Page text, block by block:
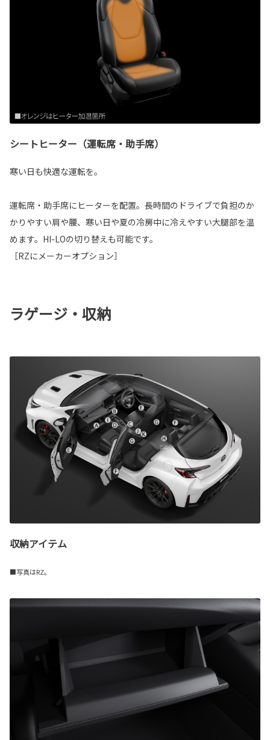
シートヒーター（運転席・助手席）
寒い日も快適な運転を。
運転席・助手席にヒーターを配置。長時間のドライブで負担のか
かりやすい肩や腰、寒い日や夏の冷房中に冷えやすい大腿部を温
めます。HI-LOの切り替えも可能です。
［RZにメーカーオプション］
ラゲージ・収納
収納アイテム
■写真はRZ。